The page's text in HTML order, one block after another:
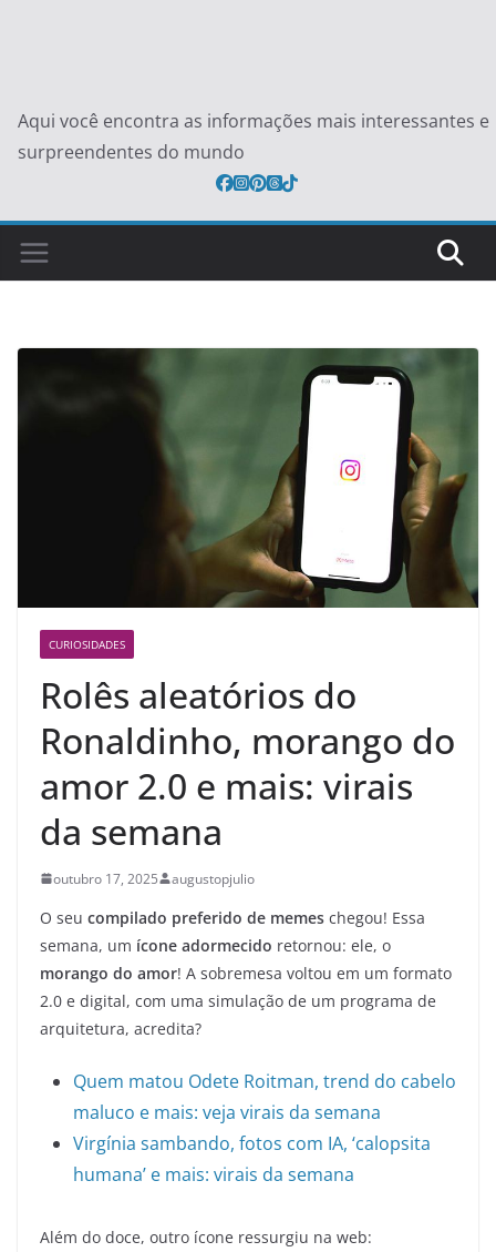
Aqui você encontra as informações mais interessantes e
surpreendentes do mundo
CURIOSIDADES
Rolês aleatórios do
Ronaldinho, morango do
amor 2.0 e mais: virais
da semana
outubro 17, 2025 augustopjulio
O seu compilado preferido de memes chegou! Essa
semana, um ícone adormecido retornou: ele, o
morango do amor! A sobremesa voltou em um formato
2.0 e digital, com uma simulação de um programa de
arquitetura, acredita?
Quem matou Odete Roitman, trend do cabelo
maluco e mais: veja virais da semana
Virgínia sambando, fotos com IA, ‘calopsita
humana’ e mais: virais da semana
Além do doce, outro ícone ressurgiu na web: